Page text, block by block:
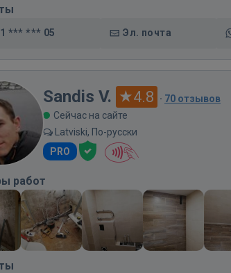
*** *** 05 Эл. почта
Sandis V. 4.8 · 70 отзывов
Сейчас на сайте
Latviski, По-русски
PRO
работ